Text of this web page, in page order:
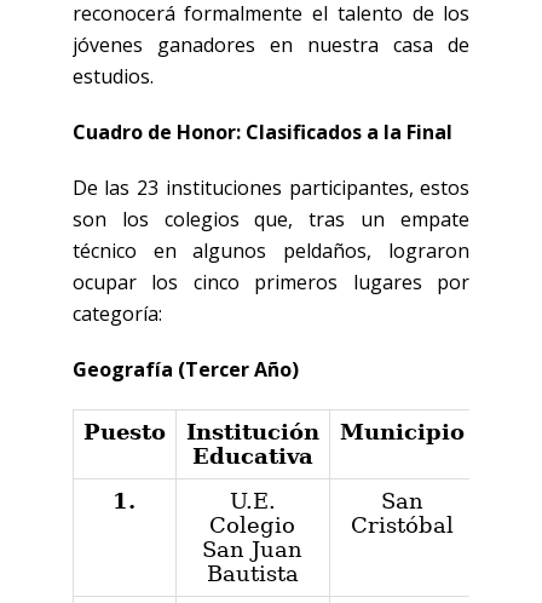
reconocerá formalmente el talento de los
jóvenes ganadores en nuestra casa de
estudios.
Cuadro de Honor: Clasificados a la Final
De las 23 instituciones participantes, estos
son los colegios que, tras un empate
técnico en algunos peldaños, lograron
ocupar los cinco primeros lugares por
categoría:
Geografía (Tercer Año)
Puesto
Institución
Educativa
Municipio
1.
U.E.
Colegio
San Juan
Bautista
San
Cristóbal